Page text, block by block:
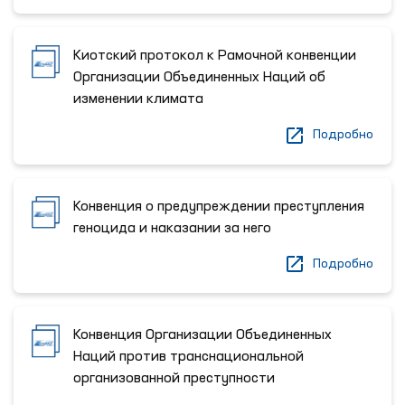
Киотский протокол к Рамочной конвенции
Организации Объединенных Наций об
изменении климата
Подробно
Конвенция о предупреждении преступления
геноцида и наказании за него
Подробно
Конвенция Организации Объединенных
Наций против транснациональной
организованной преступности